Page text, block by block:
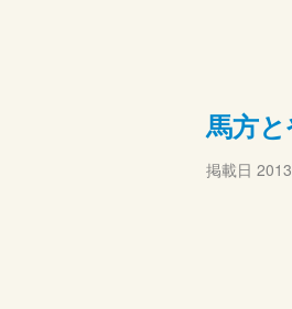
馬方
掲載日